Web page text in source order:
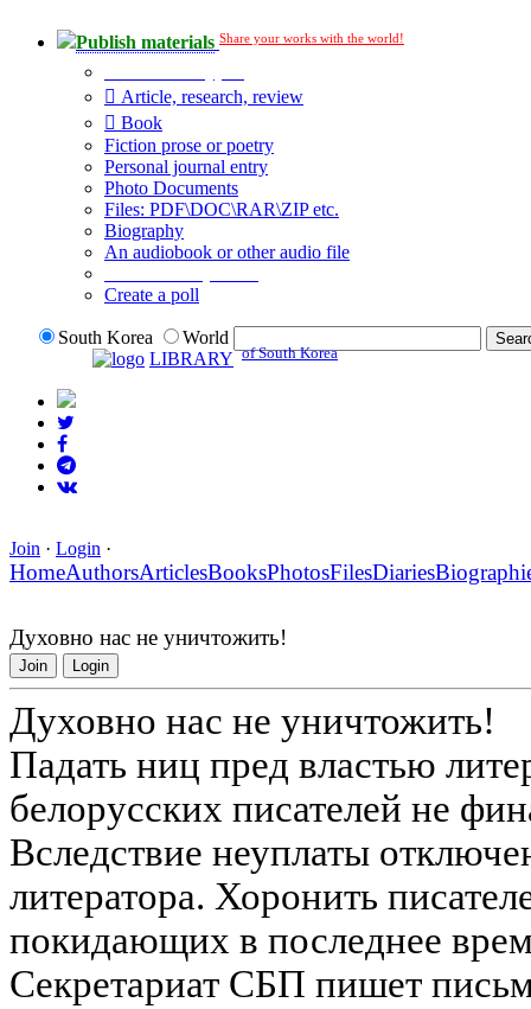
Publish materials Share your works with the world!
Article, research, review
Book
Fiction prose or poetry
Personal journal entry
Photo Documents
Files: PDF\DOC\RAR\ZIP etc.
Biography
An audiobook or other audio file
Create a poll
South Korea
World
LIBRARY of South Korea
Join · Login ·
HomeAuthorsArticlesBooksPhotosFilesDiaries
Духовно нас не уничтожить!
Join Login
Духовно нас не уничтожить!
Падать ниц пред властью
белорусских писателей не
Вследствие неуплаты
литератора. Хоронить
покидающих в последнее
Секретариат СБП пишет